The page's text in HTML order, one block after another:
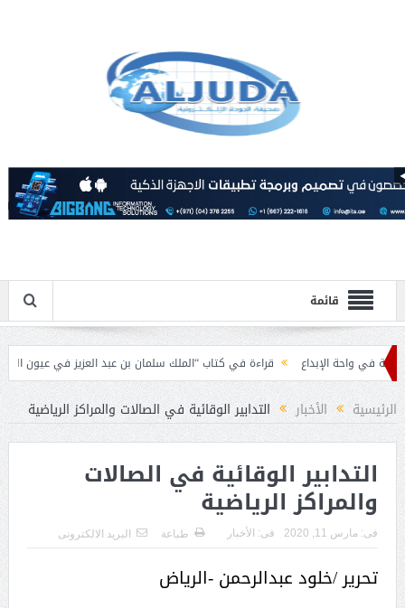
قائمة
الإبداع
قراءة في كتاب “الملك سلمان بن عبد العزيز في عيون الباحثين العرب”.
بمناسبة عيد الفطرالرئيسية الأخبار التدابير الوقائية في الصالات والمراكز الرياضية
التدابير الوقائية في الصالات
والمراكز الرياضية
فى: مارس 11, 2020 فى: الأخبار طباعة البريد الالكترونى
تحرير /خلود عبدالرحمن -الرياض